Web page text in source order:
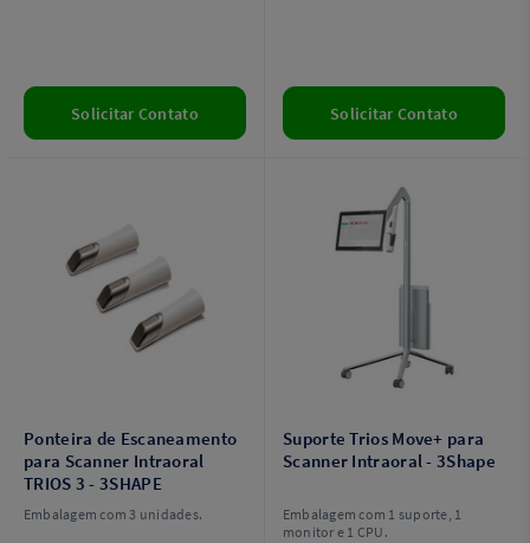
Solicitar Contato Solicitar Contato
Ponteira de Escaneamento
para Scanner Intraoral
TRIOS 3 - 3SHAPE
Embalagem com 3 unidades.
Suporte Trios Move+ para
Scanner Intraoral - 3Shape
Embalagem com 1 suporte, 1
monitor e 1 CPU.